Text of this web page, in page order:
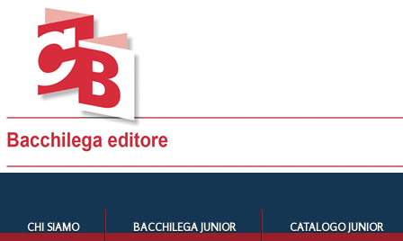
CHI SIAMO BACCHILEGA JUNIOR CATALOGO JUNIOR